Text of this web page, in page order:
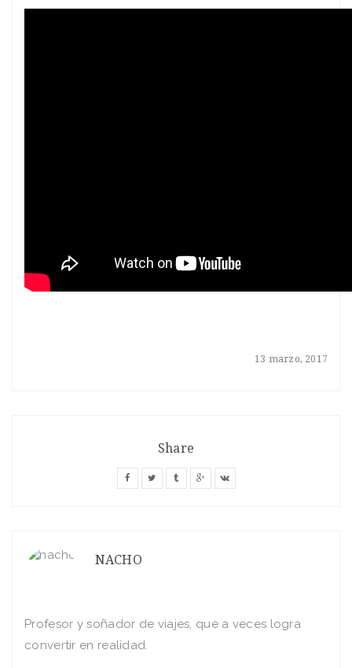
13 marzo, 2017
Share
NACHO
Profesor y soñador de viajes, que a veces logra
convertir en realidad.